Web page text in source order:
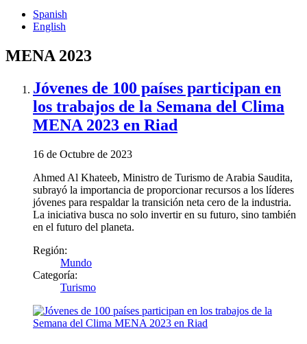
Spanish
English
MENA 2023
Jóvenes de 100 países participan en
los trabajos de la Semana del Clima
MENA 2023 en Riad
16 de Octubre de 2023
Ahmed Al Khateeb, Ministro de Turismo de Arabia Saudita,
subrayó la importancia de proporcionar recursos a los líderes
jóvenes para respaldar la transición neta cero de la industria.
La iniciativa busca no solo invertir en su futuro, sino también
en el futuro del planeta.
Región:
Mundo
Categoría:
Turismo